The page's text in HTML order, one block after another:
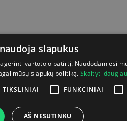
slapukus
vartotojo patirtį. Naudodamiesi
mūsų slapukų politiką.Skaityti daugiau
TIKSLINIAI FUNKCINIAI
AŠ NESUTINKU